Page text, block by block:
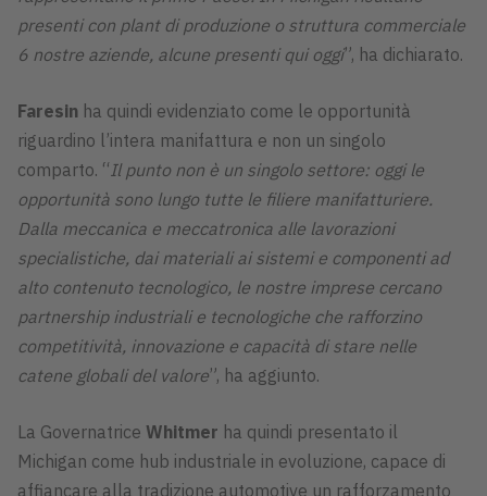
presenti con plant di produzione o struttura commerciale
6 nostre aziende, alcune presenti qui oggi”, ha dichiarato.
Faresin ha quindi evidenziato come le opportunità
riguardino l’intera manifattura e non un singolo
comparto. “ Il punto non è un singolo settore: oggi le
opportunità sono lungo tutte le filiere manifatturiere.
Dalla meccanica e meccatronica alle lavorazioni
specialistiche, dai materiali ai sistemi e componenti ad
alto contenuto tecnologico, le nostre imprese cercano
partnership industriali e tecnologiche che rafforzino
competitività, innovazione e capacità di stare nelle
catene globali del valore”, ha aggiunto.
La Governatrice Whitmer ha quindi presentato il
Michigan come hub industriale in evoluzione, capace di
affiancare alla tradizione automotive un rafforzamento